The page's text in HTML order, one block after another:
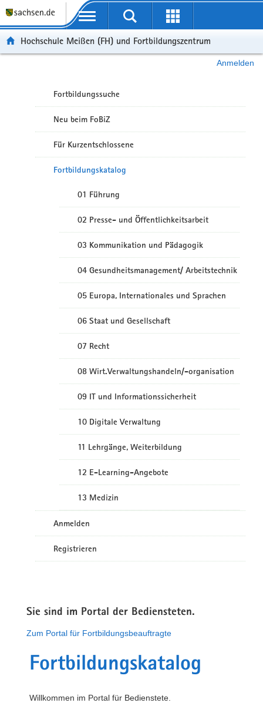
Portalübergreifende Navigation
Hochschule Meißen (FH) und Fortbildungszentrum
Anmelden
Fortbildungssuche
Neu beim FoBiZ
Für Kurzentschlossene
Fortbildungskatalog
01 Führung
02 Presse- und Öffentlichkeitsarbeit
03 Kommunikation und Pädagogik
04 Gesundheitsmanagement/ Arbeitstechnik
05 Europa, Internationales und Sprachen
06 Staat und Gesellschaft
07 Recht
08 Wirt.Verwaltungshandeln/-organisation
09 IT und Informationssicherheit
10 Digitale Verwaltung
11 Lehrgänge, Weiterbildung
12 E-Learning-Angebote
13 Medizin
Anmelden
Registrieren
Sie sind im Portal der Bediensteten.
Zum Portal für Fortbildungsbeauftragte
Fortbildungskatalog
Willkommen im Portal für Bedienstete.